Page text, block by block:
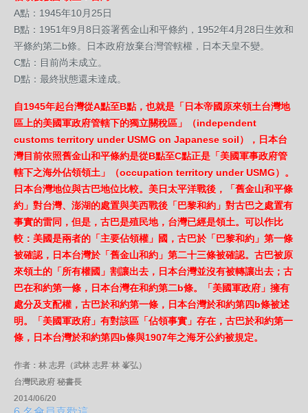
A點：1945年10月25日
B點：1951年9月8日簽署舊金山和平條約，1952年4月28日生效和
平條約第二b條。日本政府放棄台灣管轄權，日本天皇不變。
C點：目前尚未成立。
D點：最終狀態還未達成。
自1945年起台灣從A點至B點，也就是「日本帝國原來領土台灣地
區上的美國軍政府管轄下的獨立關稅區」（independent
customs territory underUSMG on Japanese soil），日本台
灣目前依照舊金山和平條約是從B點至C點正是「美國軍事政府管
轄下之海外佔領領土」（occupation territory under USMG）。
日本台灣地位與古巴地位比較。美日太平洋戰後，「舊金山和平條
約」對台灣、澎湖的處置與美西戰後「巴黎和約」對古巴之處置有
事實的雷同，但是，古巴是殖民地，台灣已經是領土。可以作比
較：美國是兩者的「主要佔領權」國，古巴於「巴黎和約」第一條
被確認，日本台灣於「舊金山和約」第二十三條被確認。古巴被原
來領土的「所有權國」割讓出去，日本台灣並沒有被轉讓出去；古
巴在和約第一條，日本台灣在和約第二b條。「美國軍政府」擁有
處分及支配權，古巴於和約第一條，日本台灣於和約第四b條被述
明。「美國軍政府」有對該區「佔領事實」存在，古巴於和約第一
條，日本台灣於和約第四b條與1907年之海牙公約被規定。
作者：林 志昇（武林 志昇˙林 峯弘）
台灣民政府 秘書長
2014/06/20